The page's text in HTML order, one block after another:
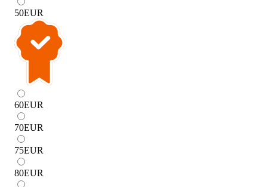
50EUR
60EUR
70EUR
75EUR
80EUR